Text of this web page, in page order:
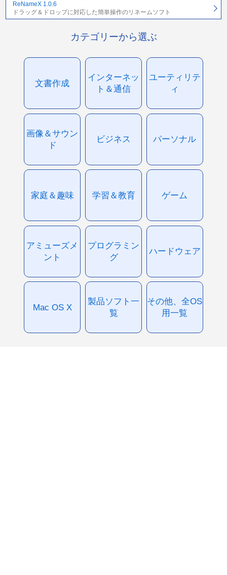
ReNameX 1.0.6
ドラッグ＆ドロップに対応した簡単操作のリネームソフト
カテゴリーから選ぶ
文書作成
インターネッ
ト＆通信
ユーティリテ
ィ
画像＆サウン
ド
ビジネス パーソナル
家庭＆趣味 学習＆教育 ゲーム
アミューズメ
ント
プログラミン
グ
ハードウェア
Mac OS X
製品ソフト一
覧
その他、全OS
用一覧